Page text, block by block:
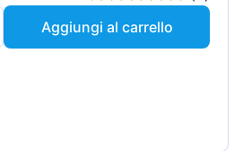
Aggiungi al carrello